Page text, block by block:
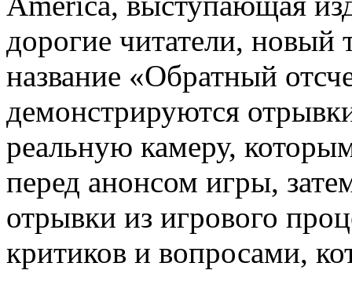
дорогие читатели, новый
название «Обратный
демонстрируются
реальную камеру,
перед анонсом игры,
отрывки из игрового
критиков и вопросами,